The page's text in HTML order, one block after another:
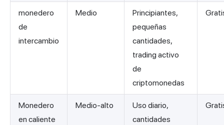
monedero
de
intercambio
Medio
Principiantes,
pequeñas
cantidades,
trading activo
de
criptomonedas
Monedero
en caliente
Medio-alto
Uso diario,
cantidades